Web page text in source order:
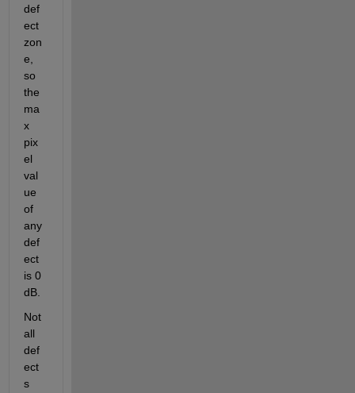
def
ect
zon
e,
so
the
ma
x
pix
el
val
ue
of
any
def
ect
is 0
dB.
Not
all
def
ect
s